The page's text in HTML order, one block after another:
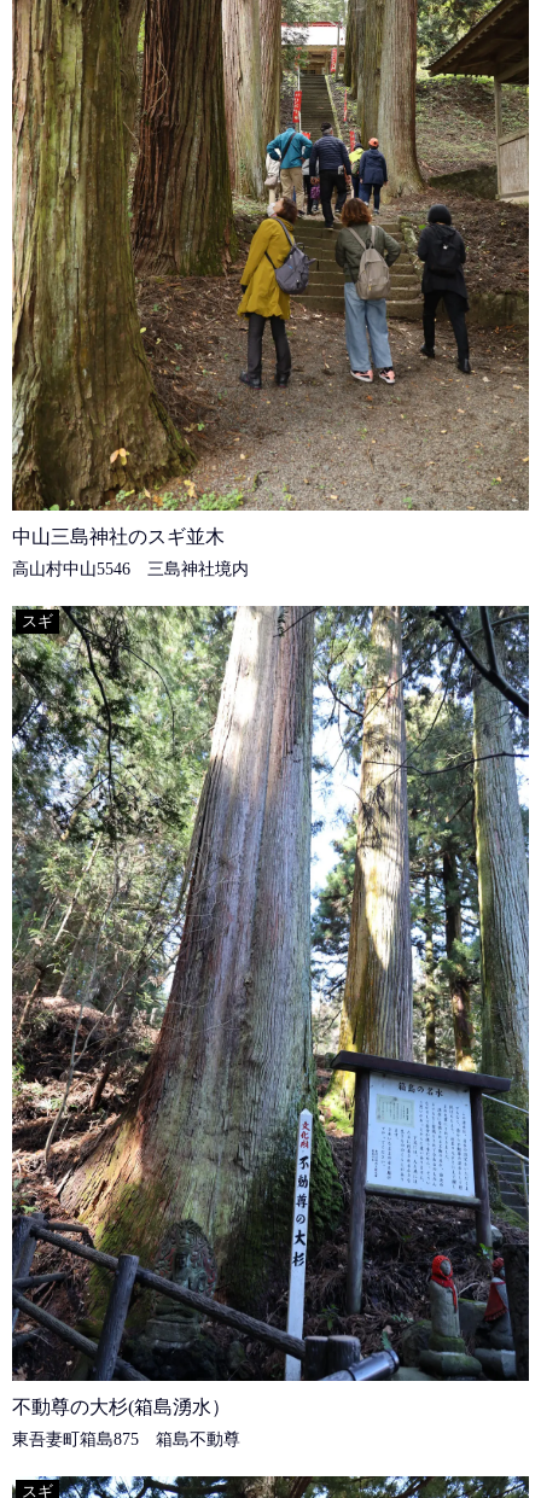
中山三島神社のスギ並木
高山村中山5546 三島神社境内
スギ
不動尊の大杉(箱島湧水）
東吾妻町箱島875 箱島不動尊
スギ